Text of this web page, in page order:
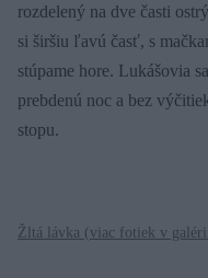
rozdelený na dve časti
si širšiu ľavú časť, s
stúpame hore. Lukášovia
prebdenú noc a bez
stopu.
Žltá lávka (viac fotiek v